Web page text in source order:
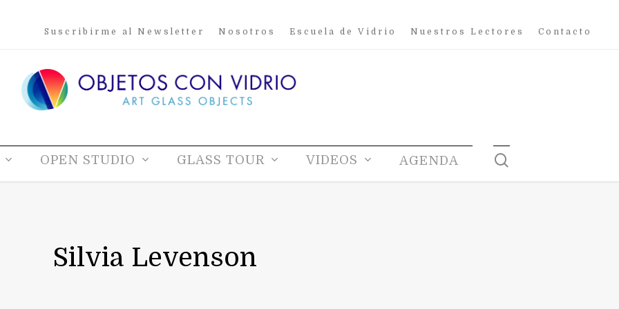
Suscribirme al Newsletter Nosotros Escuela de Vidrio Nuestros Lectores Contacto
OPEN STUDIO GLASS TOUR VIDEOS AGENDA
Silvia Levenson